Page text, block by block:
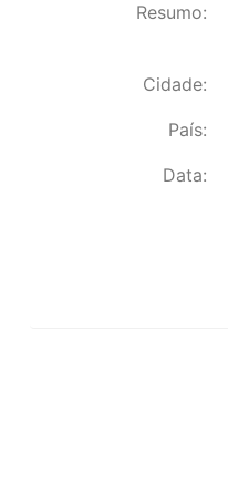
Resumo:
Cidade:
País:
Data: